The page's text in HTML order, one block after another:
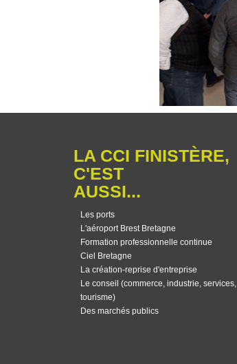
LA CCI FINISTÈRE,
C'EST
AUSSI...
Les ports
L'aéroport Brest Bretagne
Formation professionnelle continue
Ciel Bretagne
La création-reprise d'entreprise
Le conseil (commerce, industrie, services,
tourisme)
Des marchés publics